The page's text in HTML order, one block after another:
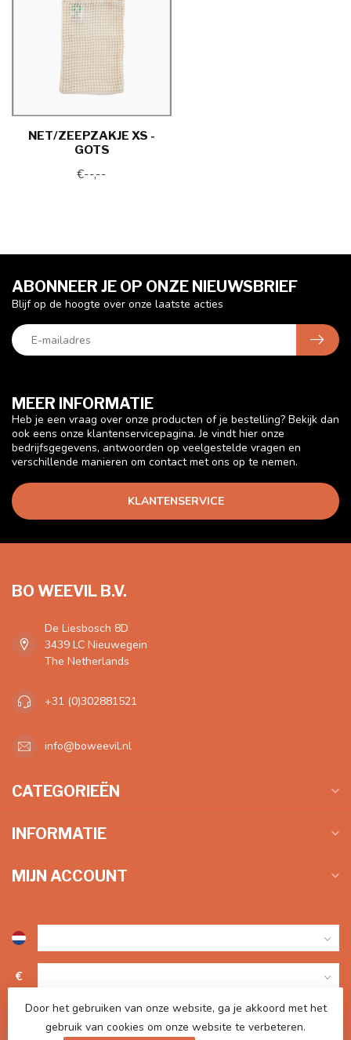
NET/ZEEPZAKJE XS -
GOTS
€--,--
MEER INFORMATIE
Heb je een vraag over onze producten of je bestelling? Bekijk dan
ook eens onze klantenservicepagina. Je vindt hier onze
bedrijfsgegevens, antwoorden op veelgestelde vragen en
verschillende manieren om contact met ons op te nemen.
KLANTENSERVICE
ABONNEER JE OP ONZE NIEUWSBRIEF
Blijf op de hoogte over onze laatste acties
BO WEEVIL B.V.
De Liesbosch 8D
3439 LC Nieuwegein
The Netherlands
+31 (0)302881521
info@boweevil.nl
CATEGORIEËN
INFORMATIE
MIJN ACCOUNT
€
Door het gebruiken van onze website, ga je akkoord met het
gebruik van cookies om onze website te verbeteren.